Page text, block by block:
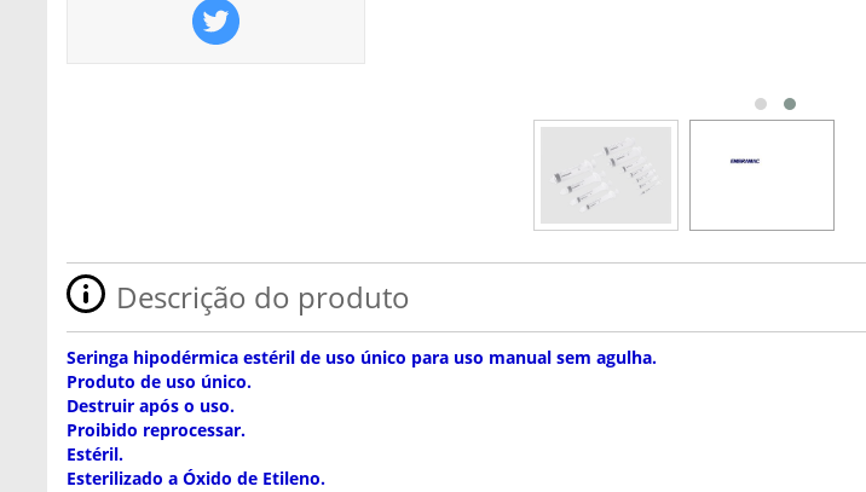
Descrição do produto
Seringa hipodérmica estéril de uso único para uso manual sem agulha.
Produto de uso único.
Destruir após o uso.
Proibido reprocessar.
Estéril.
Esterilizado a Óxido de Etileno.